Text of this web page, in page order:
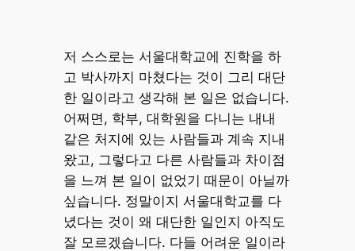
저 스스로는 서울대학교에 진학을 하
고 박사까지 마쳤다는 것이 그리 대단
한 일이라고 생각해 본 일은 없습니다.
어쩌면, 학부, 대학원을 다니는 내내
같은 처지에 있는 사람들과 계속 지내
왔고, 그렇다고 다른 사람들과 차이점
을 느껴 본 일이 없었기 때문이 아닐까
싶습니다. 정말이지 서울대학교를 다
녔다는 것이 왜 대단한 일인지 아직도
잘 모르겠습니다. 다들 어려운 일이라